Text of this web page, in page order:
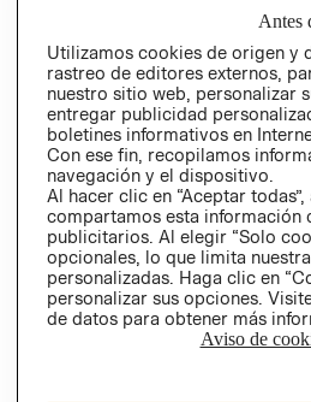
Y ÉTICA
Colombia ($)
CAMBIAR REGIÓN
Antes
Utilizamos cookies de origen y
rastreo de editores externos,
nuestro sitio web, personalizar
entregar publicidad
boletines informativos en
Con ese fin, recopilamos
navegación y el dispositivo.
Al hacer clic en “Aceptar
compartamos esta información
publicitarios. Al elegir “Solo
opcionales, lo que limita
personalizadas. Haga clic en
personalizar sus opciones.
de datos para obtener más
Aviso de